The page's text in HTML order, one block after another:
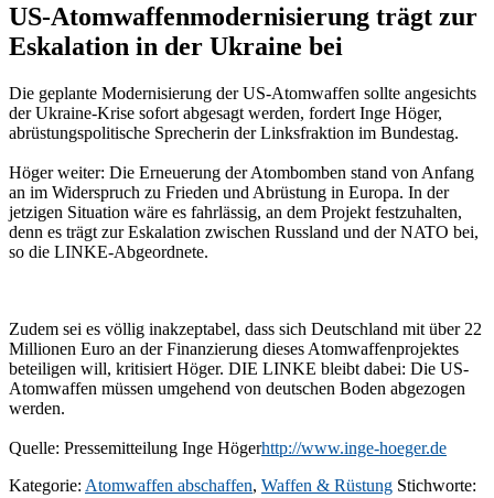
US-Atomwaffenmodernisierung trägt zur
Eskalation in der Ukraine bei
Die geplante Modernisierung der US-Atomwaffen sollte angesichts
der Ukraine-Krise sofort abgesagt werden, fordert Inge Höger,
abrüstungspolitische Sprecherin der Linksfraktion im Bundestag.
Höger weiter: Die Erneuerung der Atombomben stand von Anfang
an im Widerspruch zu Frieden und Abrüstung in Europa. In der
jetzigen Situation wäre es fahrlässig, an dem Projekt festzuhalten,
denn es trägt zur Eskalation zwischen Russland und der NATO bei,
so die LINKE-Abgeordnete.
Zudem sei es völlig inakzeptabel, dass sich Deutschland mit über 22
Millionen Euro an der Finanzierung dieses Atomwaffenprojektes
beteiligen will, kritisiert Höger. DIE LINKE bleibt dabei: Die US-
Atomwaffen müssen umgehend von deutschen Boden abgezogen
werden.
Quelle: Pressemitteilung Inge Högerhttp://www.inge-hoeger.de
Kategorie: Atomwaffen abschaffen, Waffen & Rüstung Stichworte: